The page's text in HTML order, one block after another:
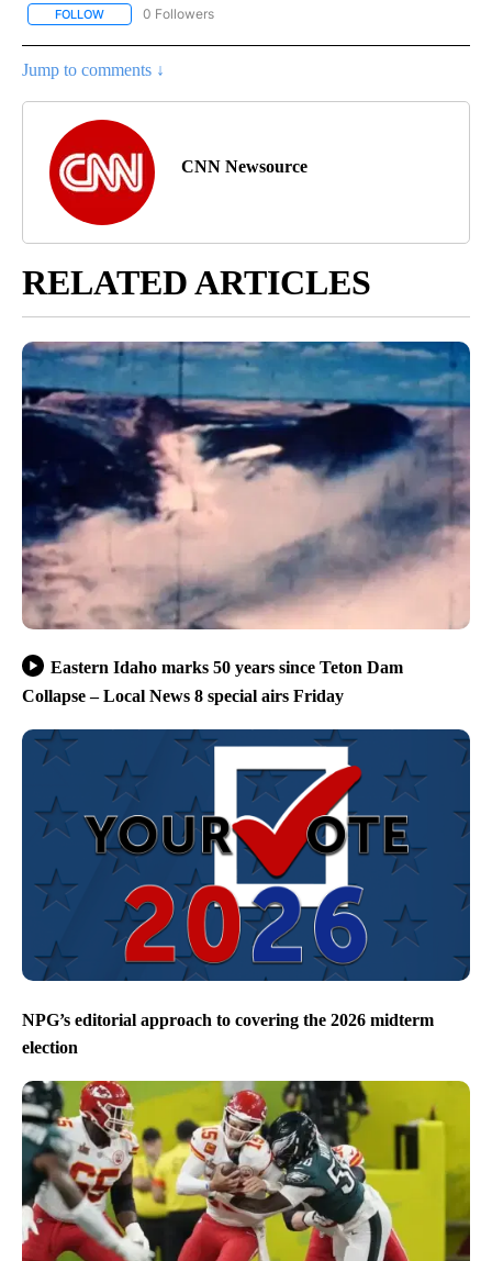
FOLLOW FOLLOW "CNN-SPANISH" TO RECEIVE NOTIFICATIONS ABOUT
0 Followers
Jump to comments ↓
CNN Newsource
RELATED ARTICLES
Eastern Idaho marks 50 years since Teton Dam
Collapse – Local News 8 special airs Friday
NPG’s editorial approach to covering the 2026 midterm
election